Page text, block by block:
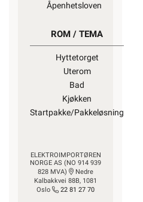
Åpenhetsloven
ROM / TEMA
Hyttetorget
Uterom
Bad
Kjøkken
Startpakke/Pakkeløsning
ELEKTROIMPORTØREN
NORGE AS (NO 914 939
828 MVA)
Nedre
Kalbakkvei 88B, 1081
Oslo
22 81 27 70